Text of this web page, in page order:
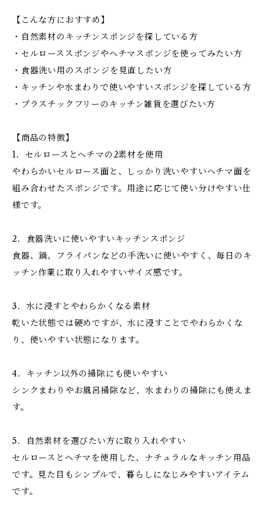
【こんな方におすすめ】
・自然素材のキッチンスポンジを探している方
・セルローススポンジやヘチマスポンジを使ってみたい方
・食器洗い用のスポンジを見直したい方
・キッチンや水まわりで使いやすいスポンジを探している方
・プラスチックフリーのキッチン雑貨を選びたい方
【商品の特徴】
1．セルロースとヘチマの2素材を使用
やわらかいセルロース面と、しっかり洗いやすいヘチマ面を
組み合わせたスポンジです。用途に応じて使い分けやすい仕
様です。
2．食器洗いに使いやすいキッチンスポンジ
食器、鍋、フライパンなどの手洗いに使いやすく、毎日のキ
ッチン作業に取り入れやすいサイズ感です。
3．水に浸すとやわらかくなる素材
乾いた状態では硬めですが、水に浸すことでやわらかくな
り、使いやすい状態になります。
4．キッチン以外の掃除にも使いやすい
シンクまわりやお風呂掃除など、水まわりの掃除にも使えま
す。
5．自然素材を選びたい方に取り入れやすい
セルロースとヘチマを使用した、ナチュラルなキッチン用品
です。見た目もシンプルで、暮らしになじみやすいアイテム
です。